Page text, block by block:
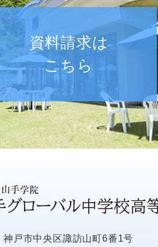
資料請求は
こちら
神戸市中央区諏訪山町6番1号